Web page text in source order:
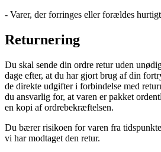
- Varer, der forringes eller forældes
Returnering
Du skal sende din ordre retur uden
dage efter, at du har gjort brug af din
de direkte udgifter i forbindelse med
du ansvarlig for, at varen er pakket
en kopi af ordrebekræftelsen.
Du bærer risikoen for varen fra
vi har modtaget den retur.